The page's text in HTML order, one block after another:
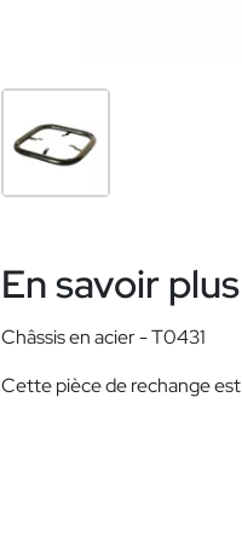
En savoir
Châssis en acier - T0431
Cette pièce de rechange